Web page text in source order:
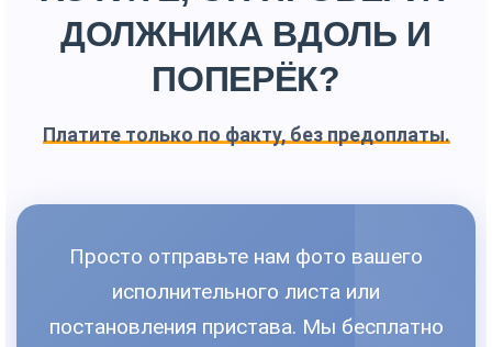
ДОЛЖНИКА ВДОЛЬ И
ПОПЕРЁК?
Платите только по факту, без предоплаты.
Просто отправьте нам фото вашего
исполнительного листа или
постановления пристава. Мы бесплатно